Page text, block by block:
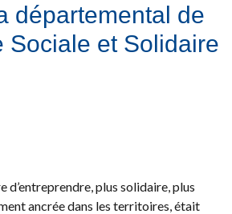
départemental de
Sociale et Solidaire
d’entreprendre, plus solidaire, plus
ancrée dans les territoires, était